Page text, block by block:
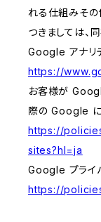
れる仕組みそ
つきましては、
Google アナリ
https://
お客様が
際の Google に
https://
sites?hl=ja
Google プライ
https://